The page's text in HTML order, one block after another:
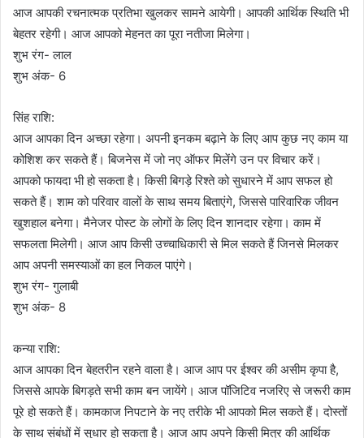
आज आपकी रचनात्मक प्रतिभा खुलकर सामने आयेगी। आपकी आर्थिक स्थिति भी
बेहतर रहेगी। आज आपको मेहनत का पूरा नतीजा मिलेगा।
शुभ रंग- लाल
शुभ अंक- 6
सिंह राशि:
आज आपका दिन अच्छा रहेगा। अपनी इनकम बढ़ाने के लिए आप कुछ नए काम या
कोशिश कर सकते हैं। बिजनेस में जो नए ऑफर मिलेंगे उन पर विचार करें।
आपको फायदा भी हो सकता है। किसी बिगड़े रिश्ते को सुधारने में आप सफल हो
सकते हैं। शाम को परिवार वालों के साथ समय बिताएंगे, जिससे पारिवारिक जीवन
खुशहाल बनेगा। मैनेजर पोस्ट के लोगों के लिए दिन शानदार रहेगा। काम में
सफलता मिलेगी। आज आप किसी उच्चाधिकारी से मिल सकते हैं जिनसे मिलकर
आप अपनी समस्याओं का हल निकल पाएंगे।
शुभ रंग- गुलाबी
शुभ अंक- 8
कन्या राशि:
आज आपका दिन बेहतरीन रहने वाला है। आज आप पर ईश्वर की असीम कृपा है,
जिससे आपके बिगड़ते सभी काम बन जायेंगे। आज पॉजिटिव नजरिए से जरूरी काम
पूरे हो सकते हैं। कामकाज निपटाने के नए तरीके भी आपको मिल सकते हैं। दोस्तों
के साथ संबंधों में सुधार हो सकता है। आज आप अपने किसी मित्र की आर्थिक